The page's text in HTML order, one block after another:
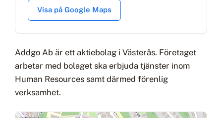
Visa på Google Maps
Addgo Ab är ett aktiebolag i Västerås. Företaget
arbetar med bolaget ska erbjuda tjänster inom
Human Resources samt därmed förenlig
verksamhet.